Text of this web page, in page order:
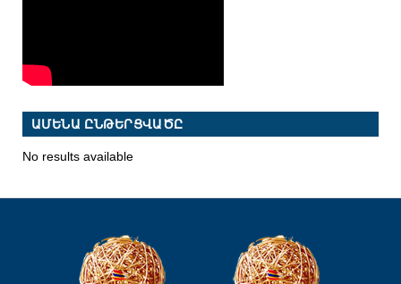
ԱՄԵՆԱ ԸՆԹԵՐՑՎԱԾԸ
No results available